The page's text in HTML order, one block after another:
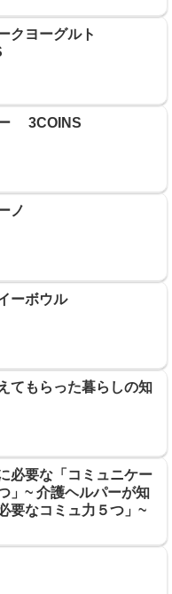
クヨーグルト
ー 3COINS
ノ
ーボウル
てもらった暮らしの知
必要な「コミュニケー
」~ 介護ヘルパーが知
要なコミュ力５つ」~